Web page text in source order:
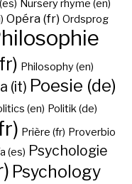
Nursery rhyme (en)
Opéra (fr) Ordsprog
Philosophy (en)
(it) Poesie (de)
(en) Politik (de)
Prière (fr) Proverbio
(es) Psychologie
Psychology